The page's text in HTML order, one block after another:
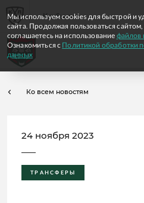
Клубы
Ко всем новостям
24 ноября 2023
ТРАНСФЕРЫ
Мы используем cookies для быстрой и
сайта. Продолжая пользоваться
соглашаетесь на использование файлов
Ознакомиться с Политикой обработки
данных